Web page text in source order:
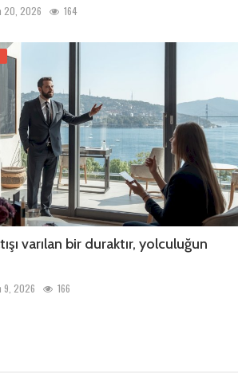
20, 2026 164
varılan bir duraktır, yolculuğun
9, 2026 166